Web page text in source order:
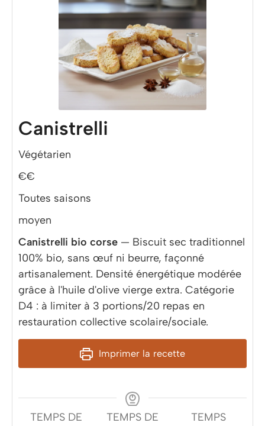
Canistrelli
Végétarien
€€
Toutes saisons
moyen
Canistrelli bio corse — Biscuit sec traditionnel
100% bio, sans œuf ni beurre, façonné
artisanalement. Densité énergétique modérée
grâce à l'huile d'olive vierge extra. Catégorie
D4 : à limiter à 3 portions/20 repas en
restauration collective scolaire/sociale.
Imprimer la recette
TEMPS DE
TEMPS DE
TEMPS